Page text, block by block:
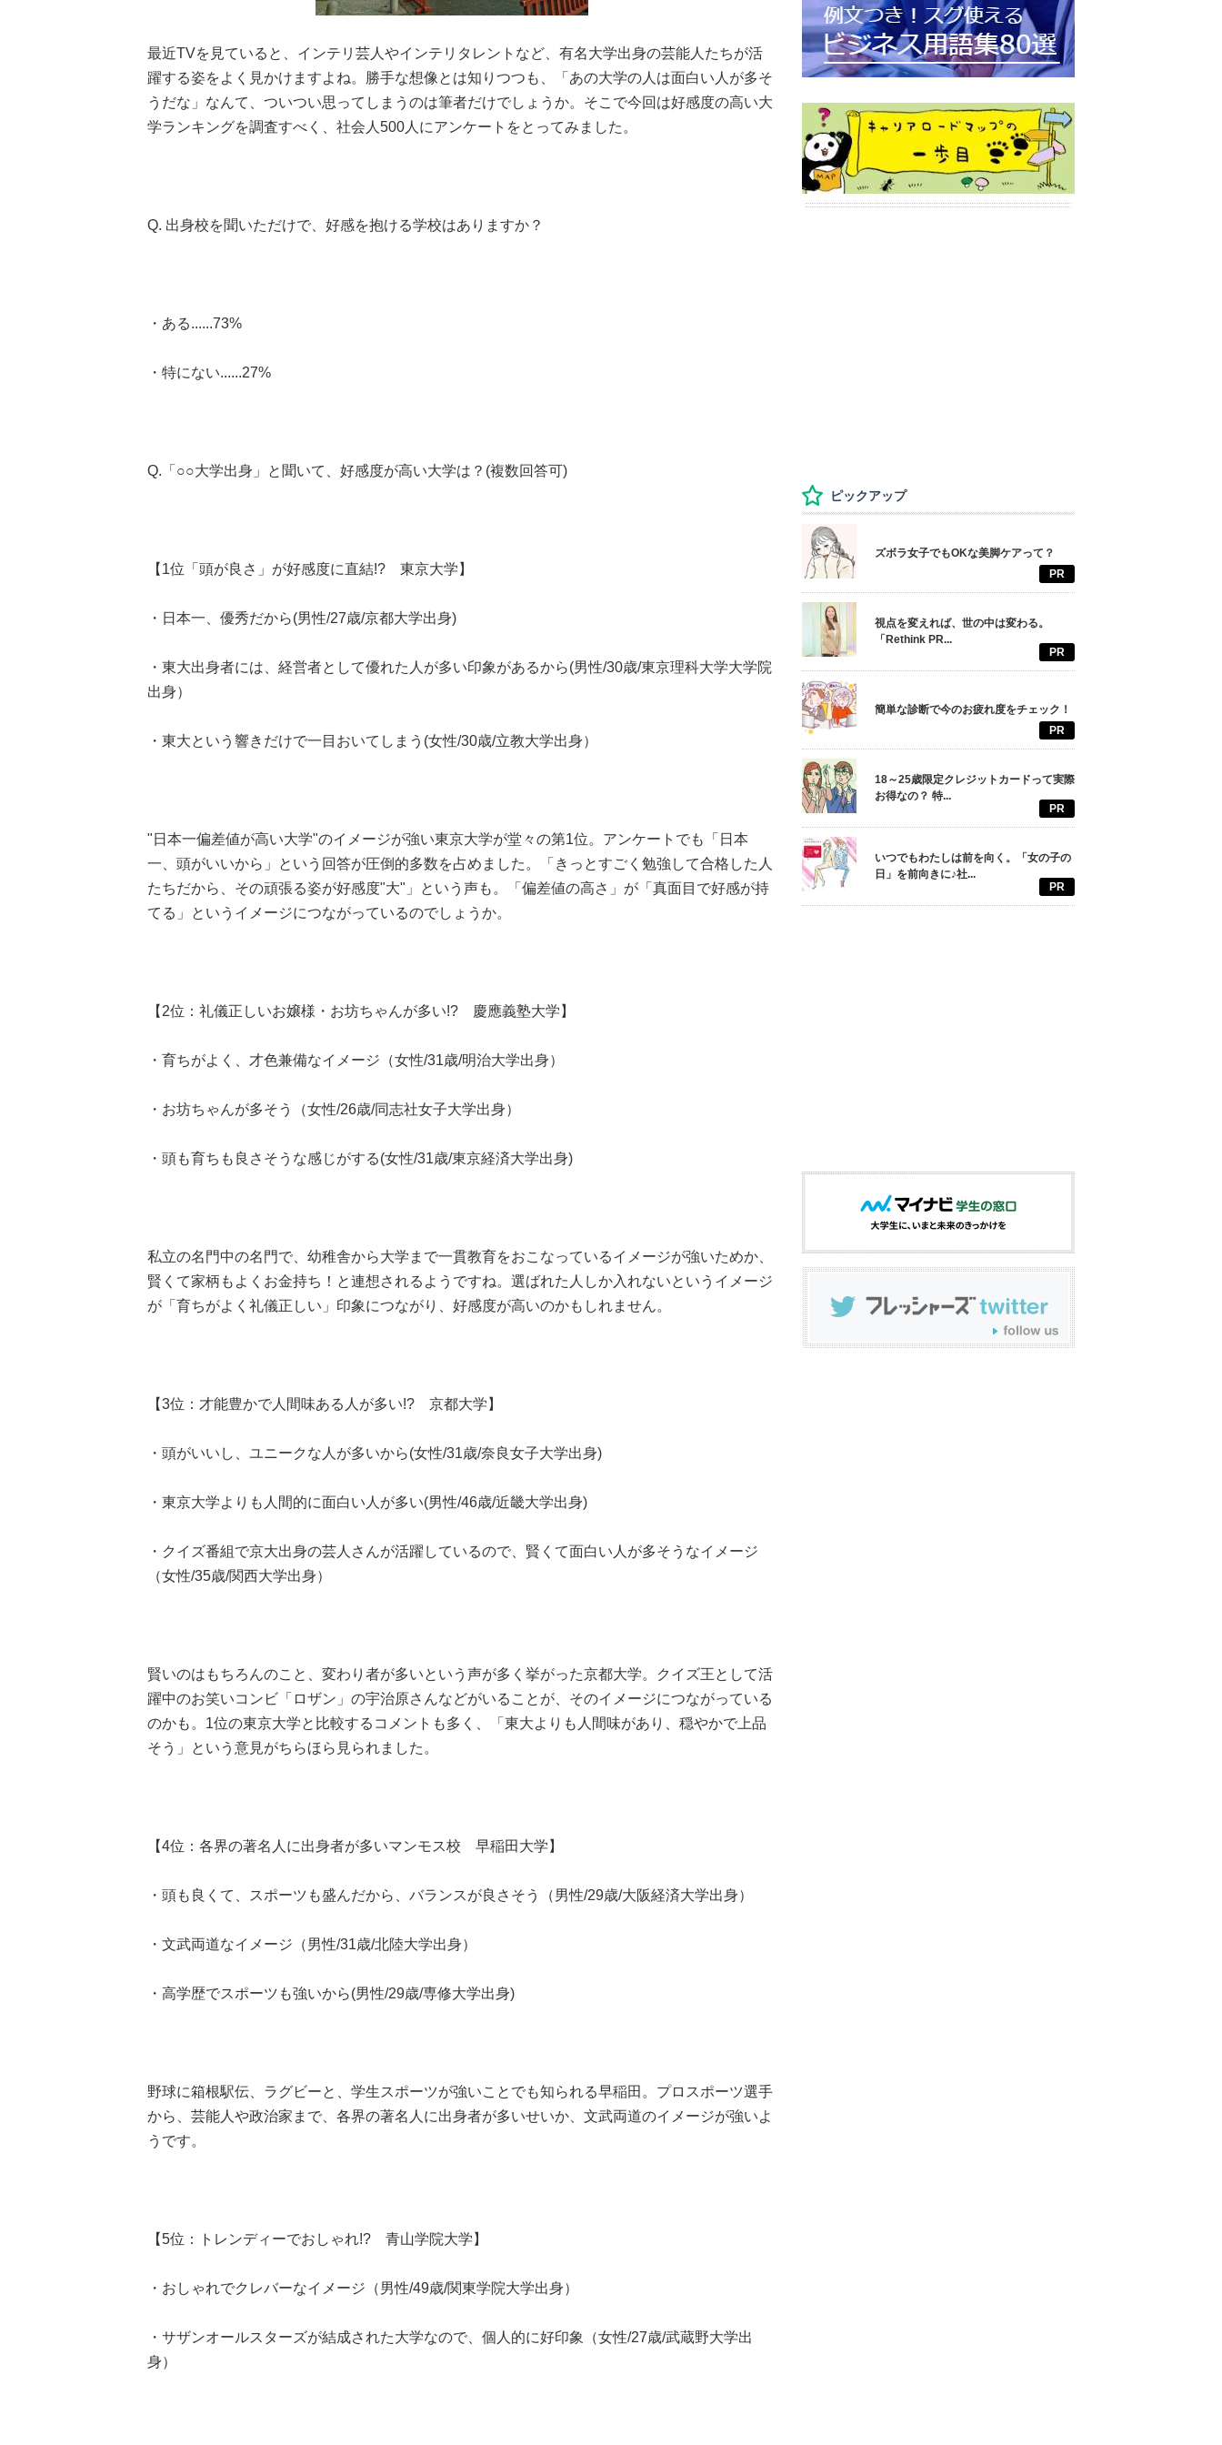
最近TVを見ていると、インテリ芸人やインテリタレントなど、有名大学出身の芸能人たちが活
躍する姿をよく見かけますよね。勝手な想像とは知りつつも、「あの大学の人は面白い人が多そ
うだな」なんて、ついつい思ってしまうのは筆者だけでしょうか。そこで今回は好感度の高い大
学ランキングを調査すべく、社会人500人にアンケートをとってみました。
Q. 出身校を聞いただけで、好感を抱ける学校はありますか？
・ある......73%
・特にない......27%
Q.「○○大学出身」と聞いて、好感度が高い大学は？(複数回答可)
【1位「頭が良さ」が好感度に直結!? 東京大学】
・日本一、優秀だから(男性/27歳/京都大学出身)
・東大出身者には、経営者として優れた人が多い印象があるから(男性/30歳/東京理科大学大学院
出身）
・東大という響きだけで一目おいてしまう(女性/30歳/立教大学出身）
"日本一偏差値が高い大学"のイメージが強い東京大学が堂々の第1位。アンケートでも「日本
一、頭がいいから」という回答が圧倒的多数を占めました。「きっとすごく勉強して合格した人
たちだから、その頑張る姿が好感度"大"」という声も。「偏差値の高さ」が「真面目で好感が持
てる」というイメージにつながっているのでしょうか。
【2位：礼儀正しいお嬢様・お坊ちゃんが多い!? 慶應義塾大学】
・育ちがよく、才色兼備なイメージ（女性/31歳/明治大学出身）
・お坊ちゃんが多そう（女性/26歳/同志社女子大学出身）
・頭も育ちも良さそうな感じがする(女性/31歳/東京経済大学出身)
私立の名門中の名門で、幼稚舎から大学まで一貫教育をおこなっているイメージが強いためか、
賢くて家柄もよくお金持ち！と連想されるようですね。選ばれた人しか入れないというイメージ
が「育ちがよく礼儀正しい」印象につながり、好感度が高いのかもしれません。
【3位：才能豊かで人間味ある人が多い!? 京都大学】
・頭がいいし、ユニークな人が多いから(女性/31歳/奈良女子大学出身)
・東京大学よりも人間的に面白い人が多い(男性/46歳/近畿大学出身)
・クイズ番組で京大出身の芸人さんが活躍しているので、賢くて面白い人が多そうなイメージ
（女性/35歳/関西大学出身）
賢いのはもちろんのこと、変わり者が多いという声が多く挙がった京都大学。クイズ王として活
躍中のお笑いコンビ「ロザン」の宇治原さんなどがいることが、そのイメージにつながっている
のかも。1位の東京大学と比較するコメントも多く、「東大よりも人間味があり、穏やかで上品
そう」という意見がちらほら見られました。
【4位：各界の著名人に出身者が多いマンモス校 早稲田大学】
・頭も良くて、スポーツも盛んだから、バランスが良さそう（男性/29歳/大阪経済大学出身）
・文武両道なイメージ（男性/31歳/北陸大学出身）
・高学歴でスポーツも強いから(男性/29歳/専修大学出身)
野球に箱根駅伝、ラグビーと、学生スポーツが強いことでも知られる早稲田。プロスポーツ選手
から、芸能人や政治家まで、各界の著名人に出身者が多いせいか、文武両道のイメージが強いよ
うです。
【5位：トレンディーでおしゃれ!? 青山学院大学】
・おしゃれでクレバーなイメージ（男性/49歳/関東学院大学出身）
・サザンオールスターズが結成された大学なので、個人的に好印象（女性/27歳/武蔵野大学出
身）
ピックアップ
ズボラ女子でもOKな美脚ケアって？
PR
視点を変えれば、世の中は変わる。
「Rethink PR...
PR
簡単な診断で今のお疲れ度をチェック！
PR
18～25歳限定クレジットカードって実際
お得なの？ 特...
PR
いつでもわたしは前を向く。「女の子の
日」を前向きに♪社...
PR